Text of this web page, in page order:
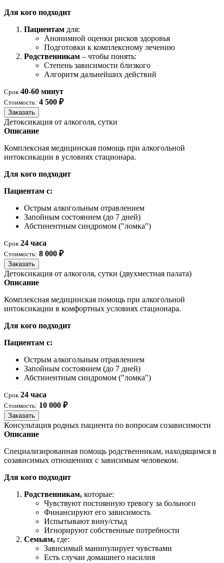
Для кого подходит
Пациентам для:
Анонимной оценки рисков здоровья
Подготовки к комплексному лечению
Родственникам – чтобы понять:
Степень зависимости близкого
Алгоритм дальнейших действий
Срок 40-60 минут
Стоимость: 4 500 ₽
Заказать
Детоксикация от алкоголя, сутки
Описание
Комплексная медицинская помощь при алкогольной
интоксикации в условиях стационара.
Для кого подходит
Пациентам с:
Острым алкогольным отравлением
Запойным состоянием (до 7 дней)
Абстинентным синдромом ("ломка")
Срок 24 часа
Стоимость: 8 000 ₽
Заказать
Детоксикация от алкоголя, сутки (двухместная палата)
Описание
Комплексная медицинская помощь при алкогольной
интоксикации в комфортных условиях стационара.
Для кого подходит
Пациентам с:
Острым алкогольным отравлением
Запойным состоянием (до 7 дней)
Абстинентным синдромом ("ломка")
Срок 24 часа
Стоимость: 10 000 ₽
Заказать
Консультация родных пациента по вопросам созависимости
Описание
Специализированная помощь родственникам, находящимся в
созависимых отношениях с зависимым человеком.
Для кого подходит
Родственникам, которые:
Чувствуют постоянную тревогу за больного
Финансируют его зависимость
Испытывают вину/стыд
Игнорируют собственные потребности
Семьям, где:
Зависимый манипулирует чувствами
Есть случаи домашнего насилия